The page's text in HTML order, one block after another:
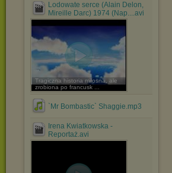
Lodowate serce (Alain Delon,
Mireille Darc) 1974 (Nap....avi
Tragiczna historia miłosna, ale
zrobiona po francusk ...
`Mr Bombastic` Shaggie.mp3
Irena Kwiatkowska -
Reportaż.avi